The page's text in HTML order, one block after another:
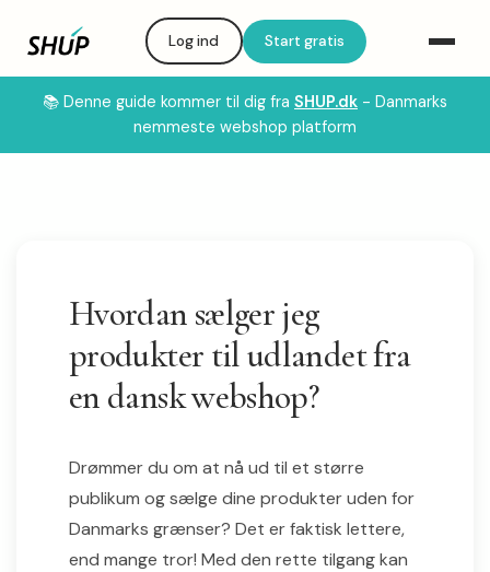
📚 Denne guide kommer til dig fra SHUP.dk - Danmarks
nemmeste webshop platform
Log ind Start gratis
Hvordan sælger jeg
produkter til udlandet fra
en dansk webshop?
Drømmer du om at nå ud til et større
publikum og sælge dine produkter uden for
Danmarks grænser? Det er faktisk lettere,
end mange tror! Med den rette tilgang kan